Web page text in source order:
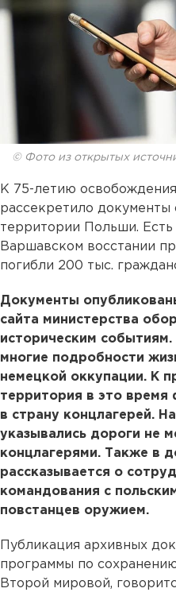
© Фото из открытых
К 75-летию
рассекретило документы
территории Польши. Есть
Варшавском восстании
погибли 200 тыс.
Документы
сайта министерства
историческим
многие подробности
немецкой оккупации. К
территория в это время
в страну концлагерей.
указывались дороги не
концлагерями. Также в
рассказывается о
командования с
повстанцев оружием.
Публикация архивных
программы по
Второй мировой,